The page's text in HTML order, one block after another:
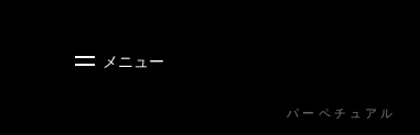
メニュー
パーペチュアル